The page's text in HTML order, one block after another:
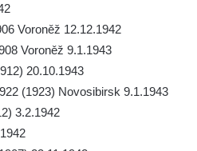
Voroněž 12.12.1942
Voroněž 9.1.1943
20.10.1943
(1923) Novosibirsk 9.1.1943
3.2.1942